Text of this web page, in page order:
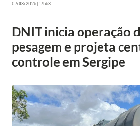
07/08/2025 | 17h58
DNIT inicia operação
pesagem e projeta
controle em Sergipe